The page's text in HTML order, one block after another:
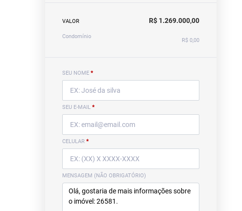
VALOR R$ 1.269.000,00
Condomínio
R$ 0,00
SEU NOME *
SEU E-MAIL *
CELULAR *
MENSAGEM (NÃO OBRIGATÓRIO)